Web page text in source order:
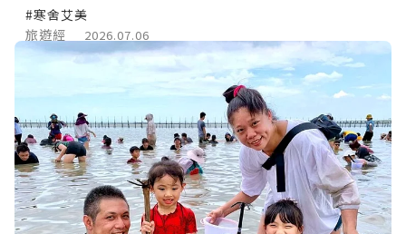
#寒舍艾美
旅遊經
2026.07.06